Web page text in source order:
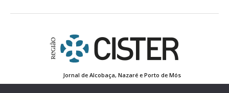
Jornal de Alcobaça, Nazaré e Porto de Mós